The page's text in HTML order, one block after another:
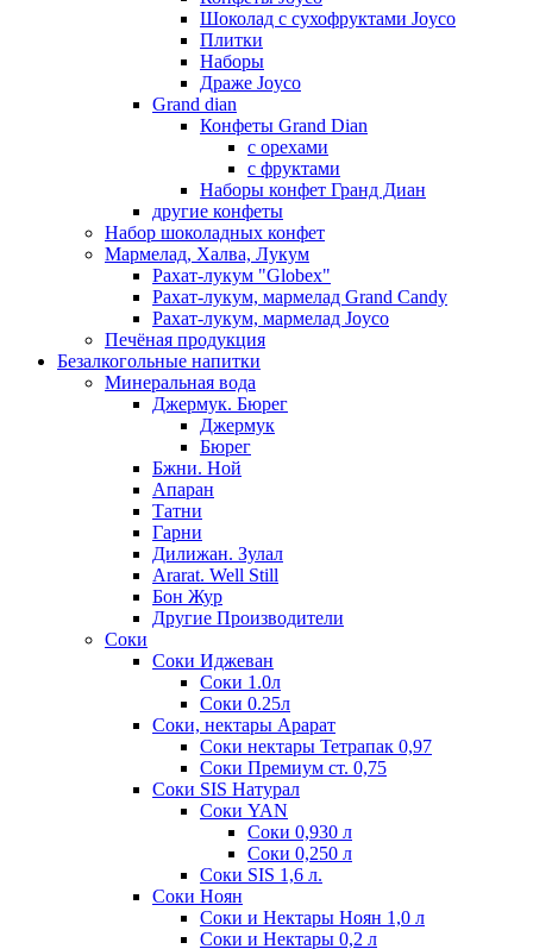
Шоколад с сухофруктами Joyco
Плитки
Наборы
Драже Joyco
Grand dian
Конфеты Grand Dian
с орехами
с фруктами
Наборы конфет Гранд Диан
другие конфеты
Набор шоколадных конфет
Мармелад, Халва, Лукум
Рахат-лукум "Globex"
Рахат-лукум, мармелад Grand Candy
Рахат-лукум, мармелад Joyco
Печёная продукция
Безалкогольные напитки
Минеральная вода
Джермук. Бюрег
Джермук
Бюрег
Бжни. Ной
Апаран
Татни
Гарни
Дилижан. Зулал
Ararat. Well Still
Бон Жур
Другие Производители
Соки
Соки Иджеван
Соки 1.0л
Соки 0.25л
Соки, нектары Арарат
Соки нектары Тетрапак 0,97
Соки Премиум ст. 0,75
Соки SIS Натурал
Соки YAN
Соки 0,930 л
Соки 0,250 л
Соки SIS 1,6 л.
Соки Ноян
Соки и Нектары Ноян 1,0 л
Соки и Нектары 0,2 л